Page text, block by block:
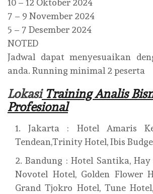
10 – 12 Oktober 2024
7 – 9 November 2024
5 – 7 Desember 2024
NOTED
Jadwal dapat menyesuaikan
anda. Running minimal 2 peserta
LokasiTraining Analis
Profesional
Jakarta : Hotel Amaris
Tendean,Trinity Hotel, Ibis
Bandung : Hotel Santika, Hay
Novotel Hotel, Golden Flower
Grand Tjokro Hotel, Tune